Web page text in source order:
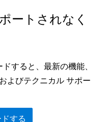
ートされなく
すると、最新の機能、
よびテクニカル サポー
する